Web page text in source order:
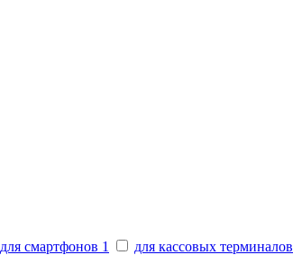
для смартфонов 1 для кассовых терминалов